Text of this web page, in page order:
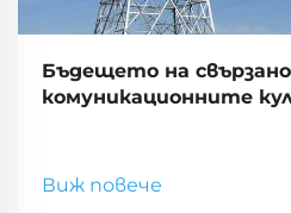
Бъдещето на
комуникационните
Виж повече